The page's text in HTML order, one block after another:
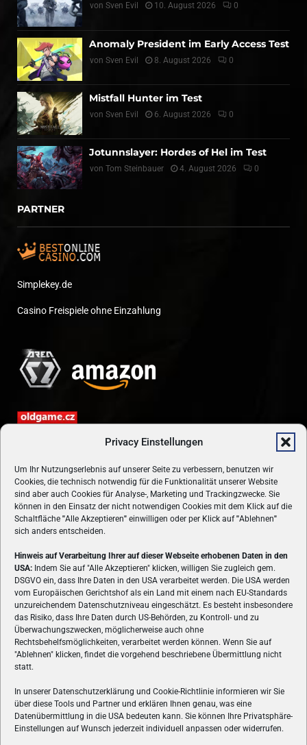
Privacy Einstellungen
Um Ihr Nutzungserlebnis auf unserer Seite zu verbessern, benutzen wir
Cookies, die technisch notwendig für die Funktionalität unserer Website
sind aber auch Cookies für Analyse-, Marketing und Trackingzwecke. Sie
können in den Einsatz der nicht notwendigen Cookies mit dem Klick auf die
Schaltfläche "Alle Akzeptieren" einwilligen oder per Klick auf"Ablehnen"
sich anders entscheiden.
Hinweis auf Verarbeitung Ihrer auf dieser Webseite erhobenen Daten in den
USA: Indem Sie auf "Alle Akzeptieren" klicken, willigen Sie zugleich gem.
DSGVO ein, dass Ihre Daten in den USA verarbeitet werden. Die USA werden
vom Europäischen Gerichtshof als ein Land mit einem nach EU-Standards
unzureichendem Datenschutzniveau eingeschätzt. Es besteht insbesondere
das Risiko, dass Ihre Daten durch US-Behörden, zu Kontroll- und zu
Überwachungszwecken, möglicherweise auch ohne
Rechtsbehelfsmöglichkeiten, verarbeitet werden können. Wenn Sie auf
"Ablehnen" klicken, findet die vorgehend beschriebene Übermittlung nicht
statt.
In unserer Datenschutzerklärung und Cookie-Richtlinie informieren wir Sie
über diese Tools und Partner und erklären Ihnen genau, was eine
Datenübermittlung in die USA bedeuten kann. Sie können Ihre Privatsphäre-
Einstellungen auf Wunsch jederzeit individuell anpassen oder widerrufen.
von Sven Evil 10. August 2026 0
Anomaly President im Early Access Test
von Sven Evil 8. August 2026 0
Mistfall Hunter im Test
von Sven Evil 6. August 2026 0
Jotunnslayer: Hordes of Hel im Test
von Tom Steinbauer 4. August 2026 0
PARTNER
Simplekey.de
Casino Freispiele ohne Einzahlung
ÜBER UNS
VON GAMERN, FÜR GAMER! Gamers.at ist das älteste Online-
Spielemagazin Österreichs und bringt täglich aktuelle News,
Reviews und Videos zu PC- und Konsolenspielen, Gaming-
Hardware und aus der Welt des e-Sport's.
FOLGE UNS